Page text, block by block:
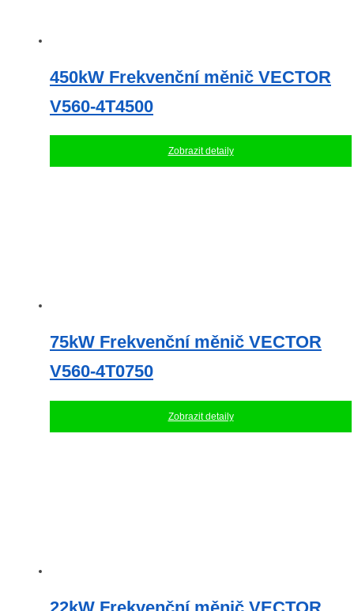
450kW Frekvenční měnič VECTOR
V560-4T4500
Zobrazit detaily
75kW Frekvenční měnič VECTOR
V560-4T0750
Zobrazit detaily